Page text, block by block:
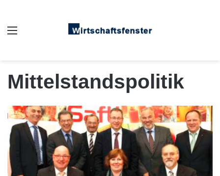
Mittelstandspolitik